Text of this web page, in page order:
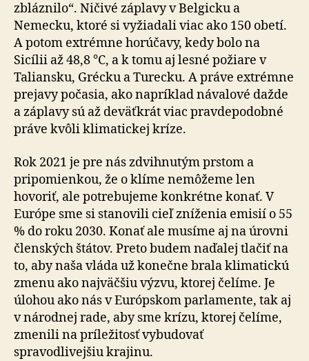
zbláznilo“. Ničivé záplavy v Belgicku a
Nemecku, ktoré si vyžiadali viac ako 150 obetí.
A potom extrémne horúčavy, kedy bolo na
Sicílii až 48,8 °C, a k tomu aj lesné požiare v
Taliansku, Grécku a Turecku. A práve extrémne
prejavy počasia, ako napríklad návalové dažde
a záplavy sú až deväťkrát viac pravdepodobné
práve kvôli klimatickej kríze.
Rok 2021 je pre nás zdvihnutým prstom a
pripomienkou, že o klíme nemôžeme len
hovoriť, ale potrebujeme konkrétne konať. V
Európe sme si stanovili cieľ zníženia emisií o 55
% do roku 2030. Konať ale musíme aj na úrovni
členských štátov. Preto budem naďalej tlačiť na
to, aby naša vláda už konečne brala klimatickú
zmenu ako najväčšiu výzvu, ktorej čelíme. Je
úlohou ako nás v Európskom parlamente, tak aj
v národnej rade, aby sme krízu, ktorej čelíme,
zmenili na príležitosť vybudovať
spravodlivejšiu krajinu.